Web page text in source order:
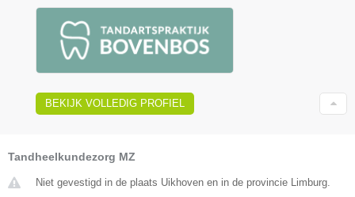
BEKIJK VOLLEDIG PROFIEL
Tandheelkundezorg MZ
Niet gevestigd in de plaats Uikhoven en in de provincie Limburg.